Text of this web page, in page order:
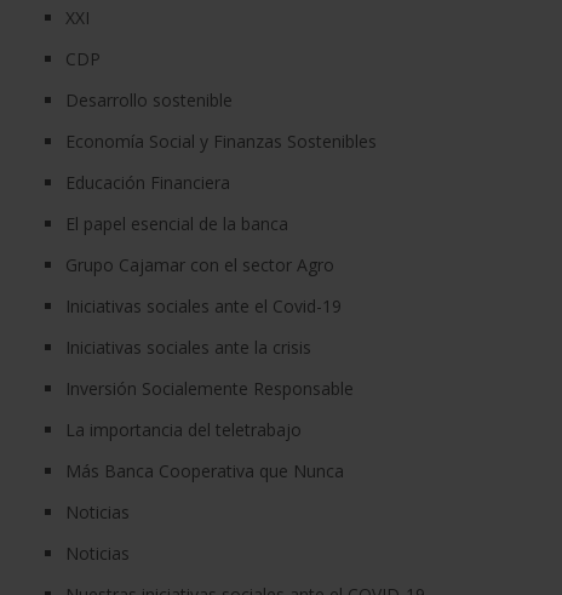
XXI
CDP
Desarrollo sostenible
Economía Social y Finanzas Sostenibles
Educación Financiera
El papel esencial de la banca
Grupo Cajamar con el sector Agro
Iniciativas sociales ante el Covid-19
Iniciativas sociales ante la crisis
Inversión Socialemente Responsable
La importancia del teletrabajo
Más Banca Cooperativa que Nunca
Noticias
Noticias